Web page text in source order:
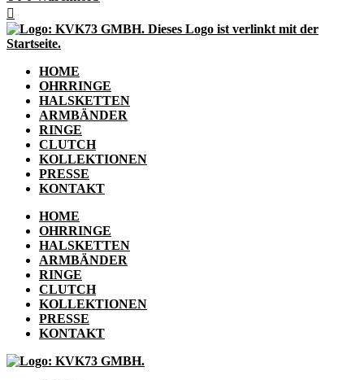
HOME
OHRRINGE
HALSKETTEN
ARMBÄNDER
RINGE
CLUTCH
KOLLEKTIONEN
PRESSE
KONTAKT
HOME
OHRRINGE
HALSKETTEN
ARMBÄNDER
RINGE
CLUTCH
KOLLEKTIONEN
PRESSE
KONTAKT